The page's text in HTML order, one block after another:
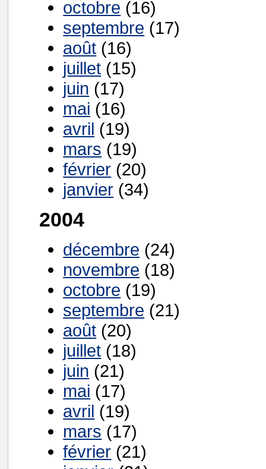
octobre (16)
septembre (17)
août (16)
juillet (15)
juin (17)
mai (16)
avril (19)
mars (19)
février (20)
janvier (34)
2004
décembre (24)
novembre (18)
octobre (19)
septembre (21)
août (20)
juillet (18)
juin (21)
mai (17)
avril (19)
mars (17)
février (21)